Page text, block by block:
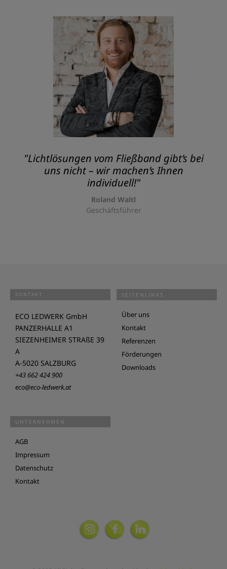
"Lichtlösungen vom Fließband gibt’s bei
uns nicht – wir machen’s Ihnen
individuell!"
Roland Waltl
Geschäftsführer
KONTAKT
ECO LEDWERK GmbH
PANZERHALLE A1
SIEZENHEIMER STRAßE 39
A
A-5020 SALZBURG
+43 662 424 900
eco@eco-ledwerk.at
SEITENLINKS
Über uns
Kontakt
Referenzen
Förderungen
Downloads
UNTERNEHMEN
AGB
Impressum
Datenschutz
Kontakt